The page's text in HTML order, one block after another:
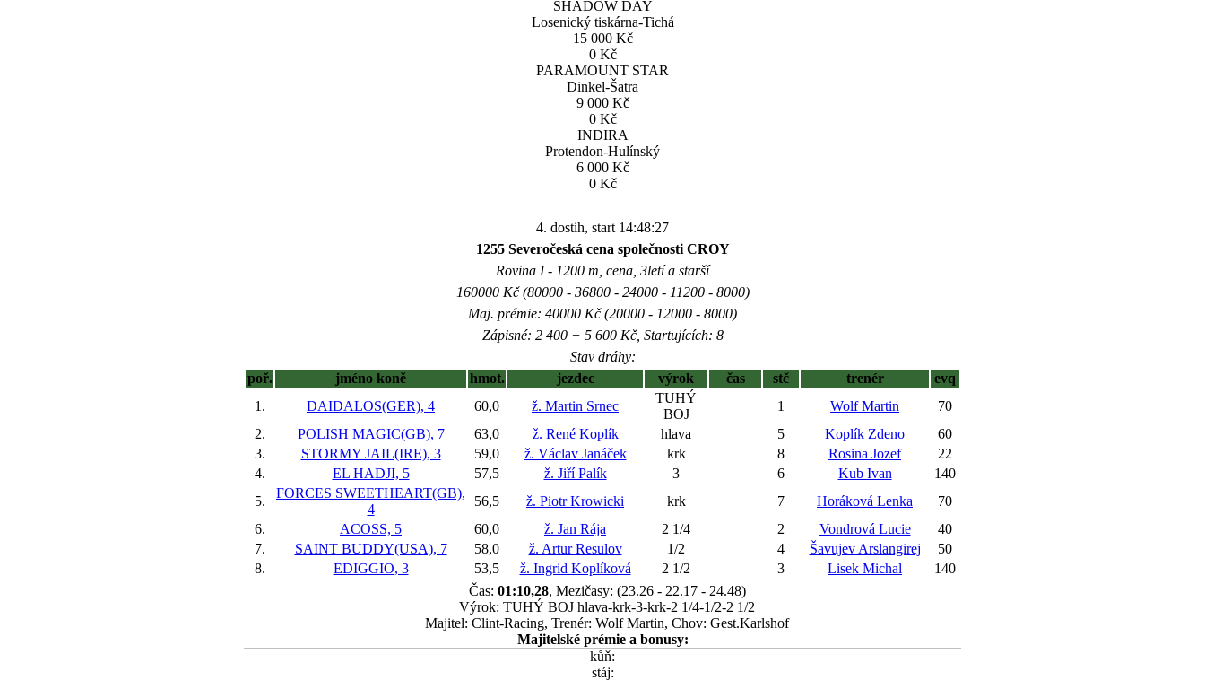
SHADOW DAY
Losenický tiskárna-Tichá
15 000 Kč
0 Kč
PARAMOUNT STAR
Dinkel-Šatra
9 000 Kč
0 Kč
INDIRA
Protendon-Hulínský
6 000 Kč
0 Kč
4. dostih, start 14:48:27
1255 Severočeská cena společnosti CROY
Rovina I - 1200 m, cena, 3letí a starší
160000 Kč (80000 - 36800 - 24000 - 11200 - 8000)
Maj. prémie: 40000 Kč (20000 - 12000 - 8000)
Zápisné: 2 400 + 5 600 Kč, Startujících: 8
Stav dráhy:
poř.
jméno koně hmot. jezdec výrok čas stč trenér
evq
1.
DAIDALOS(GER), 4 60,0 ž. Martin Srnec
TUHÝ
BOJ
1 Wolf Martin
70
2.
POLISH MAGIC(GB), 7 63,0 ž. René Koplík hlava 5 Koplík Zdeno
60
3.
STORMY JAIL(IRE), 3 59,0 ž. Václav Janáček krk 8 Rosina Jozef
22
4.
EL HADJI, 5 57,5 ž. Jiří Palík 3 6 Kub Ivan
140
5.
FORCES SWEETHEART(GB),
4
56,5 ž. Piotr Krowicki krk 7 Horáková Lenka
70
6.
ACOSS, 5 60,0 ž. Jan Rája 2 1/4 2 Vondrová Lucie
40
7.
SAINT BUDDY(USA), 7 58,0 ž. Artur Resulov 1/2 4 Šavujev Arslangirej
50
8.
EDIGGIO, 3 53,5 ž. Ingrid Koplíková 2 1/2 3 Lisek Michal
140
Čas: 01:10,28, Mezičasy: (23.26 - 22.17 - 24.48)
Výrok: TUHÝ BOJ hlava-krk-3-krk-2 1/4-1/2-2 1/2
Majitel: Clint-Racing, Trenér: Wolf Martin, Chov: Gest.Karlshof
Majitelské prémie a bonusy:
kůň:
stáj: